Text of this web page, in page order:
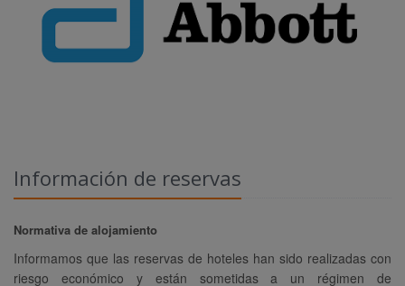
Información de reservas
Normativa de alojamiento
Informamos que las reservas de hoteles han sido realizadas con
riesgo económico y están sometidas a un régimen de